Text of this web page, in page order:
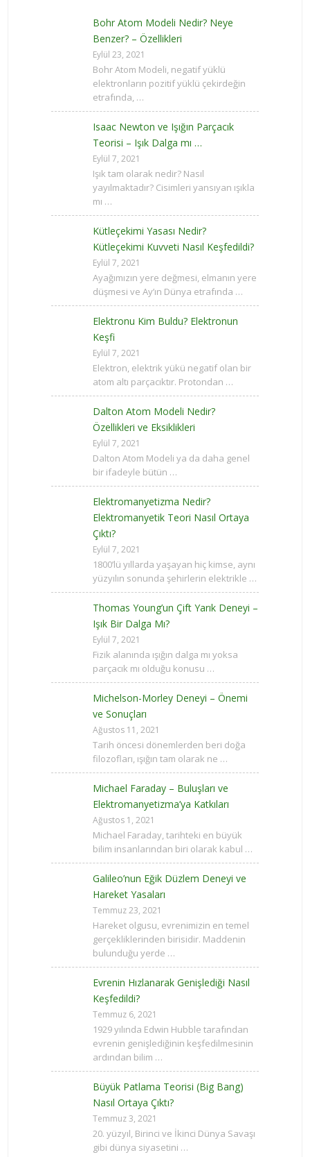
Bohr Atom Modeli Nedir? Neye
Benzer? – Özellikleri
Eylül 23, 2021
Bohr Atom Modeli, negatif yüklü
elektronların pozitif yüklü çekirdeğin
etrafında, …
Isaac Newton ve Işığın Parçacık
Teorisi – Işık Dalga mı …
Eylül 7, 2021
Işık tam olarak nedir? Nasıl
yayılmaktadır? Cisimleri yansıyan ışıkla
mı …
Kütleçekimi Yasası Nedir?
Kütleçekimi Kuvveti Nasıl Keşfedildi?
Eylül 7, 2021
Ayağımızın yere değmesi, elmanın yere
düşmesi ve Ay’ın Dünya etrafında …
Elektronu Kim Buldu? Elektronun
Keşfi
Eylül 7, 2021
Elektron, elektrik yükü negatif olan bir
atom altı parçacıktır. Protondan …
Dalton Atom Modeli Nedir?
Özellikleri ve Eksiklikleri
Eylül 7, 2021
Dalton Atom Modeli ya da daha genel
bir ifadeyle bütün …
Elektromanyetizma Nedir?
Elektromanyetik Teori Nasıl Ortaya
Çıktı?
Eylül 7, 2021
1800’lü yıllarda yaşayan hiç kimse, aynı
yüzyılın sonunda şehirlerin elektrikle …
Thomas Young’un Çift Yarık Deneyi –
Işık Bir Dalga Mı?
Eylül 7, 2021
Fizik alanında ışığın dalga mı yoksa
parçacık mı olduğu konusu …
Michelson-Morley Deneyi – Önemi
ve Sonuçları
Ağustos 11, 2021
Tarih öncesi dönemlerden beri doğa
filozofları, ışığın tam olarak ne …
Michael Faraday – Buluşları ve
Elektromanyetizma’ya Katkıları
Ağustos 1, 2021
Michael Faraday, tarihteki en büyük
bilim insanlarından biri olarak kabul …
Galileo’nun Eğik Düzlem Deneyi ve
Hareket Yasaları
Temmuz 23, 2021
Hareket olgusu, evrenimizin en temel
gerçekliklerinden birisidir. Maddenin
bulunduğu yerde …
Evrenin Hızlanarak Genişlediği Nasıl
Keşfedildi?
Temmuz 6, 2021
1929 yılında Edwin Hubble tarafından
evrenin genişlediğinin keşfedilmesinin
ardından bilim …
Büyük Patlama Teorisi (Big Bang)
Nasıl Ortaya Çıktı?
Temmuz 3, 2021
20. yüzyıl, Birinci ve İkinci Dünya Savaşı
gibi dünya siyasetini …